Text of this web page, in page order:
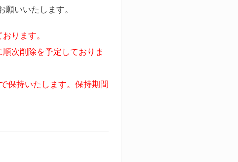
いいたします。
ります。
次削除を予定しておりま
保持いたします。保持期間